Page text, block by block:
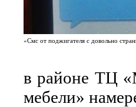
«Смс от поджигателя с довольно
в районе ТЦ
мебели»